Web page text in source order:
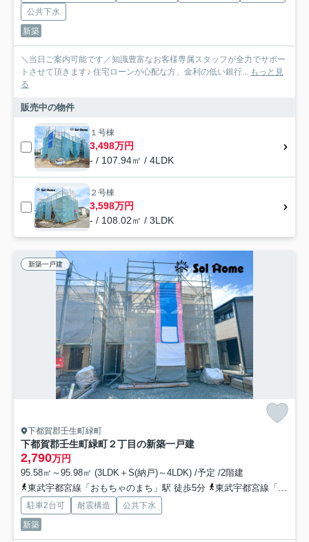
公共下水
新築
＼当日ご案内可能です／知識豊富なお客様専属スタッフが全力でサポー
トさせて頂きます♪ 住宅ローンが心配な方、金利の低い銀行... もっと見
る
販売中の物件
１号棟
3,498万円
- / 107.94㎡ / 4LDK
２号棟
3,598万円
- / 108.02㎡ / 3LDK
新築一戸建
下都賀郡壬生町緑町
下都賀郡壬生町緑町２丁目の新築一戸建
2,790万円
95.58㎡～95.98㎡ (3LDK＋S(納戸)～4LDK) /予定 /2階建
東武宇都宮線「おもちゃのまち」駅 徒歩5分
東武宇都宮線「国谷」駅 徒歩28分
駐車2台可 耐震構造
公共下水
新築